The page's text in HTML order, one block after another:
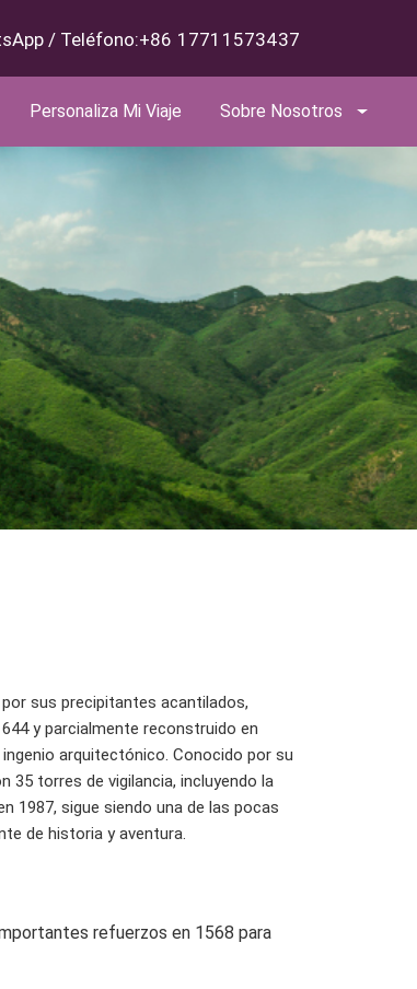
/ Teléfono:+86 17711573437
Personaliza Mi Viaje Sobre Nosotros
sus precipitantes acantilados,
y parcialmente reconstruido en
arquitectónico. Conocido por su
35 torres de vigilancia, incluyendo la
1987, sigue siendo una de las pocas
de historia y aventura.
refuerzos en 1568 para